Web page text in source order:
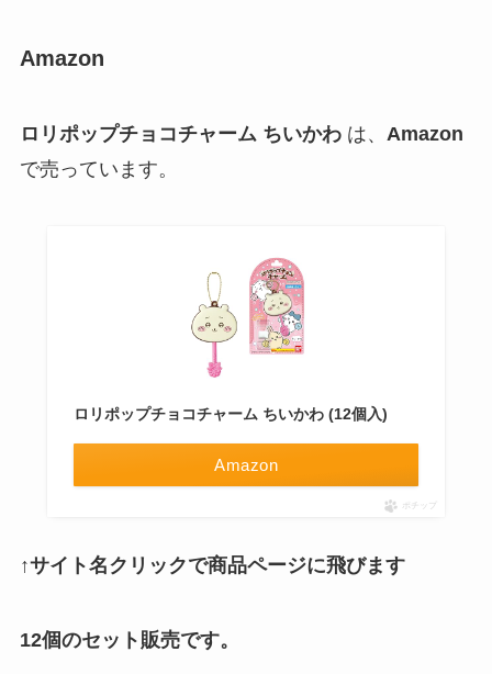
Amazon
ロリポップチョコチャーム ちいかわ は、 Amazon
で売っています。
ロリポップチョコチャーム ちいかわ (12個入)
Amazon
ポチップ
↑サイト名クリックで商品ページに飛びます
12個のセット販売です。